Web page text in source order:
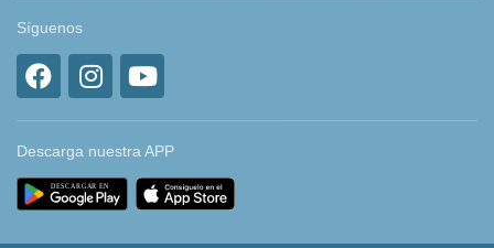
Síguenos
Descarga nuestra APP